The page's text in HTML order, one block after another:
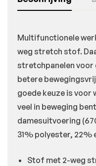
Multifunctionele
weg stretch stof.
stretchpanelen voor
betere
goede keuze is voor
veel in beweging
damesuitvoering
31% polyester, 22%
Stof met 2-weg